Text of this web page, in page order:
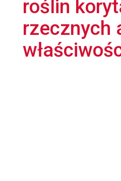
roślin
rzecznych